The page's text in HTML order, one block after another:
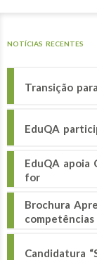
NOTÍCIAS RECENTES
Transição
EduQA
EduQA apoia
for
Brochura
competências
Candidatura